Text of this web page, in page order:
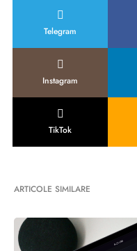
Telegram
Instagram
TikTok
ARTICOLE SIMILARE